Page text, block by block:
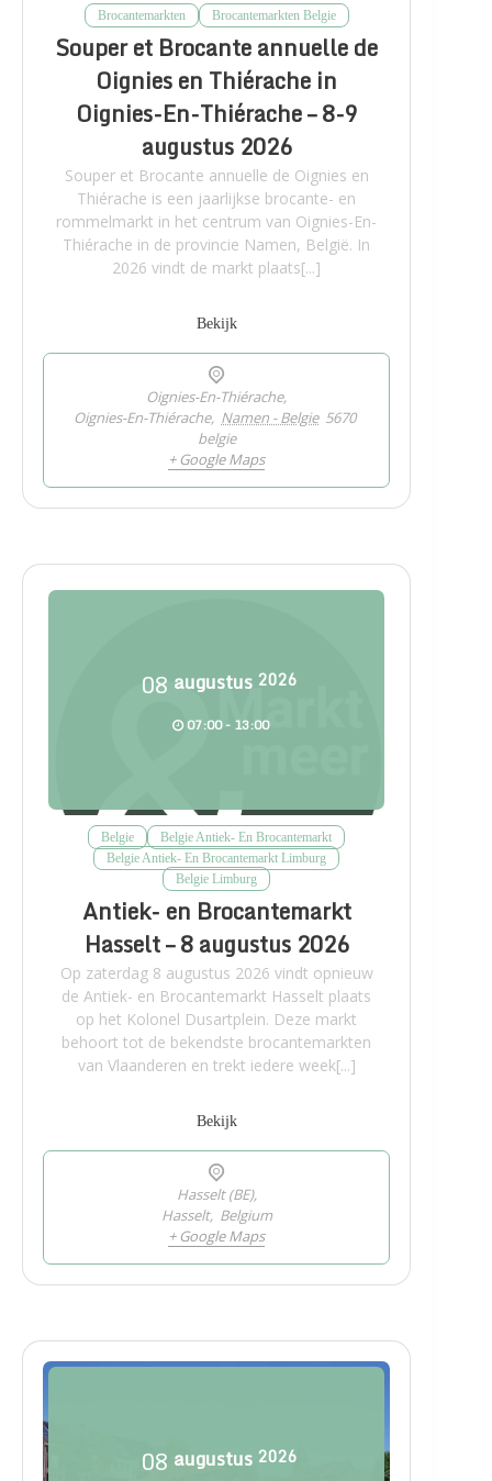
Brocantemarkten Brocantemarkten Belgie
Souper et Brocante annuelle de
Oignies en Thiérache in
Oignies-En-Thiérache – 8-9
augustus 2026
Souper et Brocante annuelle de Oignies en
Thiérache is een jaarlijkse brocante- en
rommelmarkt in het centrum van Oignies-En-
Thiérache in de provincie Namen, België. In
2026 vindt de markt plaats[...]
Bekijk
Oignies-En-Thiérache,
Oignies-En-Thiérache, Namen - Belgie 5670
belgie
+ Google Maps
08 augustus 2026
07:00 - 13:00
Belgie
Belgie Antiek- En Brocantemarkt
Belgie Antiek- En Brocantemarkt Limburg
Belgie Limburg
Antiek- en Brocantemarkt
Hasselt – 8 augustus 2026
Op zaterdag 8 augustus 2026 vindt opnieuw
de Antiek- en Brocantemarkt Hasselt plaats
op het Kolonel Dusartplein. Deze markt
behoort tot de bekendste brocantemarkten
van Vlaanderen en trekt iedere week[...]
Bekijk
Hasselt (BE),
Hasselt, Belgium
+ Google Maps
08 augustus 2026